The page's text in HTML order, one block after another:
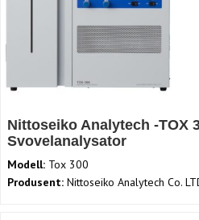
Nittoseiko Analytech -TOX
Svovelanalysator
Modell: Tox 300
Produsent: Nittoseiko Analytech Co.